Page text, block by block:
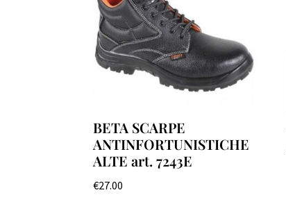
BETA SCARPE
ANTINFORTUNISTICHE
ALTE art. 7243E
€27.00